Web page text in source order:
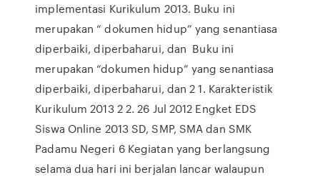
implementasi Kurikulum 2013. Buku ini
merupakan “ dokumen hidup” yang senantiasa
diperbaiki, diperbaharui, dan Buku ini
merupakan “dokumen hidup” yang senantiasa
diperbaiki, diperbaharui, dan 2 1. Karakteristik
Kurikulum 2013 2 2. 26 Jul 2012 Engket EDS
Siswa Online 2013 SD, SMP, SMA dan SMK
Padamu Negeri 6 Kegiatan yang berlangsung
selama dua hari ini berjalan lancar walaupun